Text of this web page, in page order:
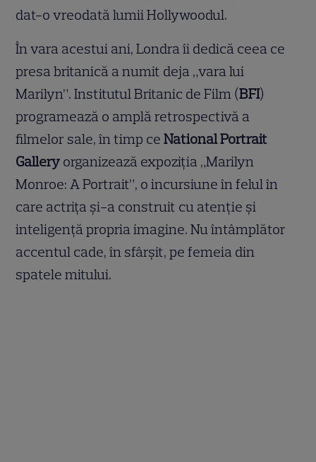
dat-o vreodată lumii Hollywoodul.
În vara acestui ani, Londra îi dedică ceea ce
presa britanică a numit deja „vara lui
Marilyn”. Institutul Britanic de Film (BFI)
programează o amplă retrospectivă a
filmelor sale, în timp ceNational Portrait
Gallery organizează expoziția „Marilyn
Monroe: A Portrait”, o incursiune în felul în
care actrița și-a construit cu atenție și
inteligență propria imagine. Nu întâmplător
accentul cade, în sfârșit, pe femeia din
spatele mitului.